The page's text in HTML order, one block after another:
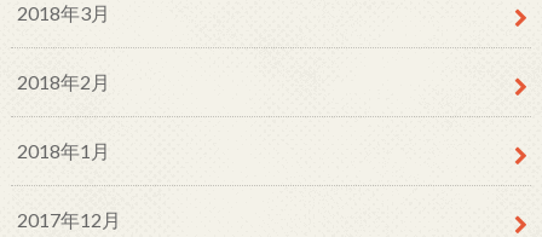
2018年3月
2018年2月
2018年1月
2017年12月